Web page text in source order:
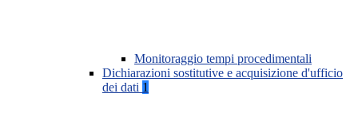
Monitoraggio tempi procedimentali
Dichiarazioni sostitutive e acquisizione d'ufficio
dei dati 1